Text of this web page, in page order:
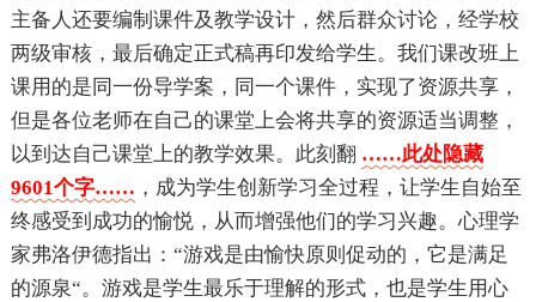
主备人还要编制课件及教学设计，然后群众讨论，经学校
两级审核，最后确定正式稿再印发给学生。我们课改班上
课用的是同一份导学案，同一个课件，实现了资源共享，
但是各位老师在自己的课堂上会将共享的资源适当调整，
以到达自己课堂上的教学效果。此刻翻 ……此处隐藏
9601个字…… ，成为学生创新学习全过程，让学生自始至
终感受到成功的愉悦，从而增强他们的学习兴趣。心理学
家弗洛伊德指出：“游戏是由愉快原则促动的，它是满足
的源泉“。游戏是学生最乐于理解的形式，也是学生用心